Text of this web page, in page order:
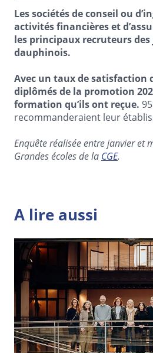
Les sociétés de conseil ou
activités financières et
les principaux recruteurs
dauphinois.
Avec un taux de satisfaction
diplômés de la promotion
formation qu’ils ont reçue.
recommanderaient leur
Enquête réalisée entre janvier et
Grandes écoles de la CGE.
A lire aussi